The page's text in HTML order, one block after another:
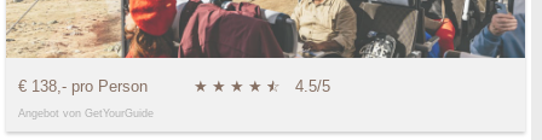
€ 138,- pro Person ★ ★ ★ ★ ★
☆ 4.5/5
Angebot von GetYourGuide